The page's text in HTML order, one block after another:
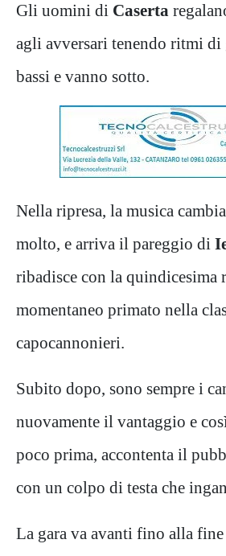
Gli uomini di Caserta
agli avversari tenendo ritmi
bassi e vanno sotto.
Nella ripresa, la musica
molto, e arriva il pareggio di
ribadisce con la quindicesima
momentaneo primato nella
capocannonieri.
Subito dopo, sono sempre i
nuovamente il vantaggio e
poco prima, accontenta il
con un colpo di testa che
La gara va avanti fino alla